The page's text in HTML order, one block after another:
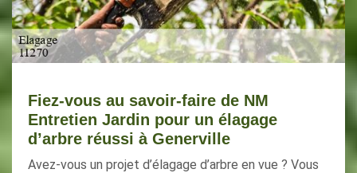
Fiez-vous au savoir-faire de NM
Entretien Jardin pour un élagage
d’arbre réussi à Generville
Avez-vous un projet d’élagage d’arbre en vue ? Vous